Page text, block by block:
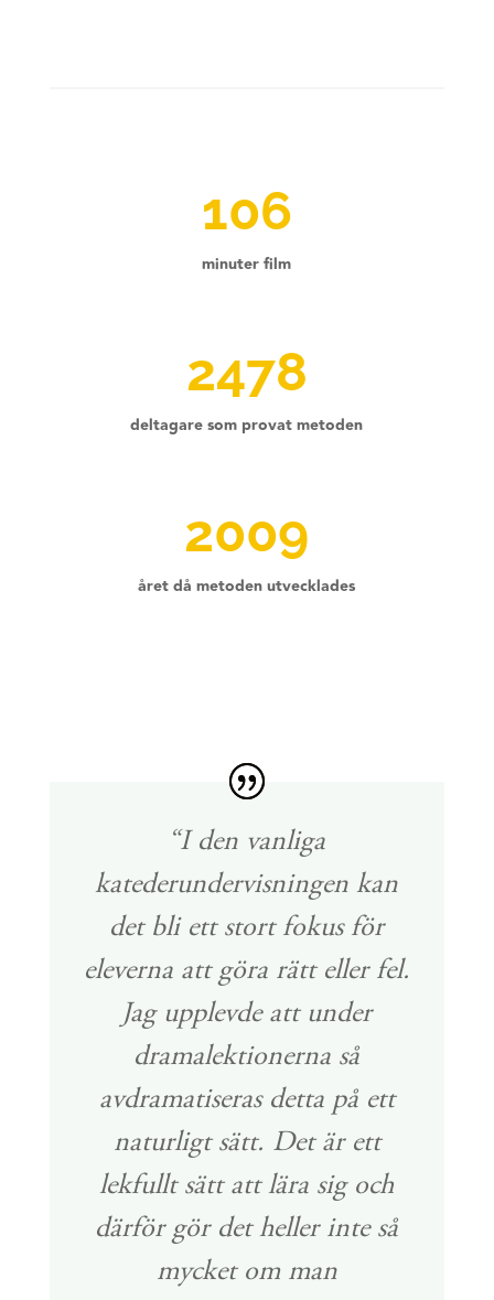
106
minuter film
2478
deltagare som provat metoden
2009
året då metoden utvecklades
“I den vanliga
katederundervisningen kan
det bli ett stort fokus för
eleverna att göra rätt eller fel.
Jag upplevde att under
dramalektionerna så
avdramatiseras detta på ett
naturligt sätt. Det är ett
lekfullt sätt att lära sig och
därför gör det heller inte så
mycket om man